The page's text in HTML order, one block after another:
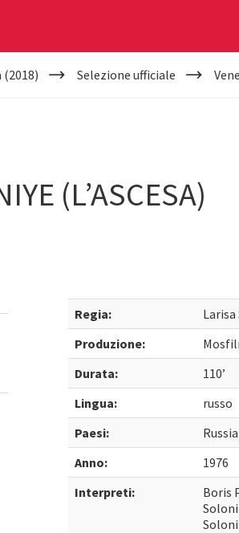
(2018) Selezione ufficiale
(L’ASCESA)
Regia:
Produzione:
Durata:
110’
Lingua:
russo
Paesi:
Russia
Anno:
1976
Interpreti:
Boris